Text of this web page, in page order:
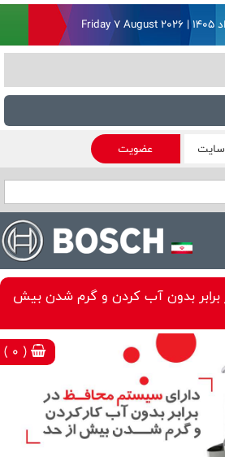
( 0 )
سایت عضویت
برابر بدون آب کردن و گرم شدن بیش